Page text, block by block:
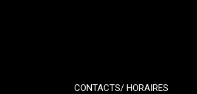
CONTACTS/ HORAIRES